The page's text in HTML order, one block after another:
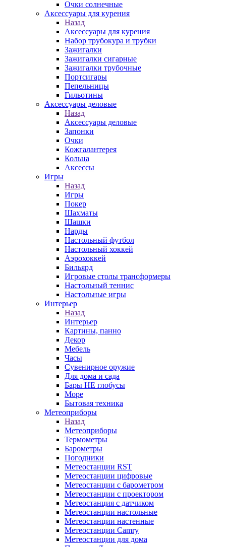
Очки солнечные
Аксессуары для курения
Назад
Аксессуары для курения
Набор трубокура и трубки
Зажигалки
Зажигалки сигарные
Зажигалки трубочные
Портсигары
Пепельницы
Гильотины
Аксессуары деловые
Назад
Аксессуары деловые
Запонки
Очки
Кожгалантерея
Кольца
Аксессы
Игры
Назад
Игры
Покер
Шахматы
Шашки
Нарды
Настольный футбол
Настольный хоккей
Аэрохоккей
Бильярд
Игровые столы трансформеры
Настольный теннис
Настольные игры
Интерьер
Назад
Интерьер
Картины, панно
Декор
Мебель
Часы
Сувенирное оружие
Для дома и сада
Бары НЕ глобусы
Море
Бытовая техника
Метеоприборы
Назад
Метеоприборы
Термометры
Барометры
Погодники
Метеостанции RST
Метеостанции цифровые
Метеостанции с барометром
Метеостанции с проектором
Метеостанция с датчиком
Метеостанции настольные
Метеостанции настенные
Метеостанции Camry
Метеостанции для дома